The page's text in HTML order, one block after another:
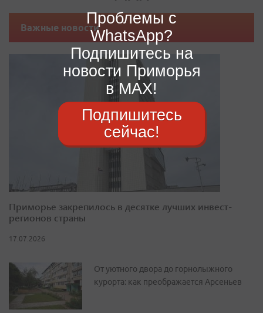
Важные новости
Приморье закрепилось в десятке лучших инвест-
регионов страны
17.07.2026
От уютного двора до горнолыжного
курорта: как преображается Арсеньев
Проблемы с
WhatsApp?
Подпишитесь на
новости Приморья
в MAX!
Подпишитесь
сейчас!